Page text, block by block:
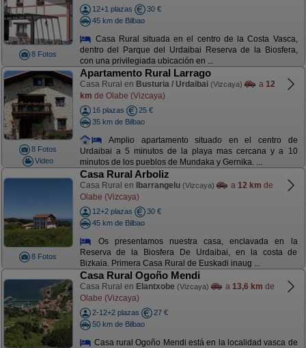
8 Fotos
12+1 plazas
30 €
45 km de Bilbao
Casa Rural situada en el centro de la Costa Vasca,
dentro del Parque del Urdaibai Reserva de la Biosfera,
con una privilegiada ubicación en ...
8 Fotos
Video
Apartamento Rural Larrago
Casa Rural en Busturia / Urdaibai (Vizcaya) a 12
km de Olabe (Vizcaya)
16 plazas
25 €
35 km de Bilbao
Amplio apartamento situado en el centro de
Urdaibai a 5 minutos de la playa mas cercana y a 10
minutos de los pueblos de Mundaka y Gernika. ...
8 Fotos
Casa Rural Arboliz
Casa Rural en Ibarrangelu (Vizcaya) a 12 km de
Olabe (Vizcaya)
12+2 plazas
30 €
45 km de Bilbao
Os presentamos nuestra casa, enclavada en la
Reserva de la Biosfera De Urdaibai, en la costa de
Bizkaia. Primera Casa Rural de Euskadi inaug ...
Casa Rural Ogoño Mendi
Casa Rural en Elantxobe (Vizcaya) a 13,6 km de
Olabe (Vizcaya)
2-12+2 plazas
27 €
50 km de Bilbao
Casa rural Ogoño Mendi está en la localidad vasca de